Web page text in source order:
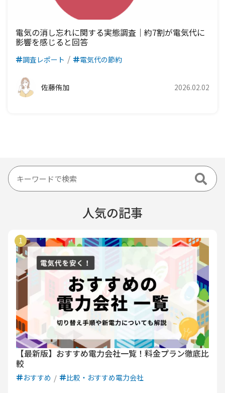
電気の消し忘れに関する実態調査｜約7割が電気代に
影響を感じると回答
調査レポート 電気代の節約
佐藤侑加 2026.02.02
人気の記事
【最新版】おすすめ電力会社一覧！料金プラン徹底比
較
おすすめ 比較・おすすめ電力会社